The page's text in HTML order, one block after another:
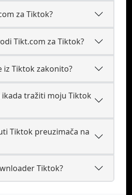
za Tiktok?
Tikt.com za Tiktok?
iz Tiktok zakonito?
ikada tražiti moju Tiktok
Tiktok preuzimača na
Tiktok?